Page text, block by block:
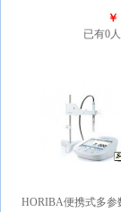
￥
已有0
HORIBA便携式多参